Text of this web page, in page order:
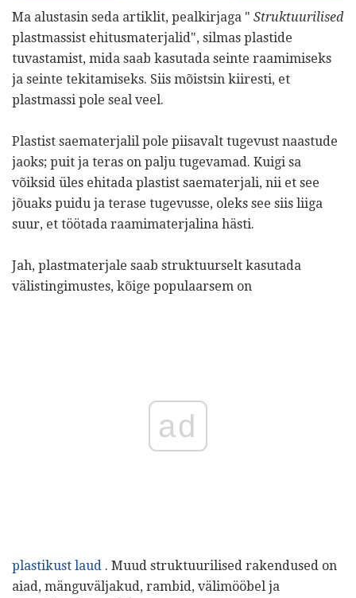
Ma alustasin seda artiklit, pealkirjaga " Struktuurilised
plastmassist ehitusmaterjalid", silmas plastide
tuvastamist, mida saab kasutada seinte raamimiseks
ja seinte tekitamiseks. Siis mõistsin kiiresti, et
plastmassi pole seal veel.
Plastist saematerjalil pole piisavalt tugevust naastude
jaoks; puit ja teras on palju tugevamad. Kuigi sa
võiksid üles ehitada plastist saematerjali, nii et see
jõuaks puidu ja terase tugevusse, oleks see siis liiga
suur, et töötada raamimaterjalina hästi.
Jah, plastmaterjale saab struktuurselt kasutada
välistingimustes, kõige populaarsem on
ad
plastikust laud . Muud struktuurilised rakendused on
aiad, mänguväljakud, rambid, välimööbel ja